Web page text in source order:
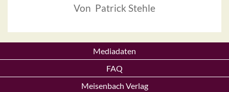
Von Patrick Stehle
Mediadaten
FAQ
Meisenbach Verlag